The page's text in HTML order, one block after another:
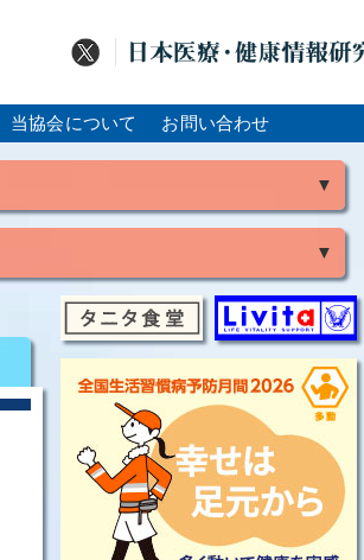
当協会について お問い合わせ
▼
▼
／痛風
脳出血
大腸がん
骨粗鬆症